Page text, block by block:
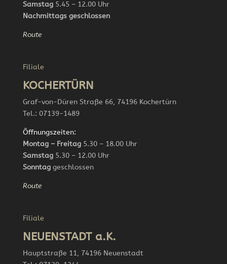
Samstag 5.45 – 12.00 Uhr
Nachmittags geschlossen
Route
Filiale
KOCHERTÜRN
Graf-von-Düren Straße 66, 74196 Kochertürn
Tel.: 07139-1489
Öffnungszeiten:
Montag – Freitag 5.30 – 18.00 Uhr
Samstag 5.30 – 12.00 Uhr
Sonntag geschlossen
Route
Filiale
NEUENSTADT a.K.
Hauptstraße 11, 74196 Neuenstadt